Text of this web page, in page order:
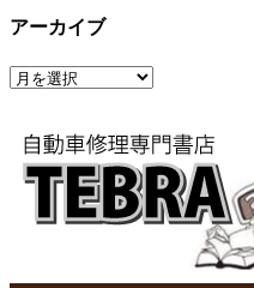
ゴ
ー
アーカイブ
ア
イ
ブ